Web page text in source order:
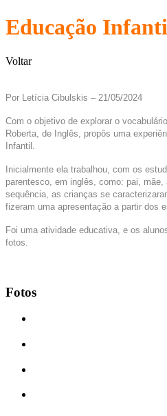
Educação
Voltar
Por Letícia Cibulskis – 21/05/2024
Com o objetivo de explorar o
Roberta, de Inglês, propôs uma
Infantil.
Inicialmente ela trabalhou, com os
parentesco, em inglês, como: pai,
sequência, as crianças se
fizeram uma apresentação a partir dos
Foi uma atividade educativa, e os
fotos.
Fotos